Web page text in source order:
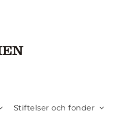
Stiftelser och fonder